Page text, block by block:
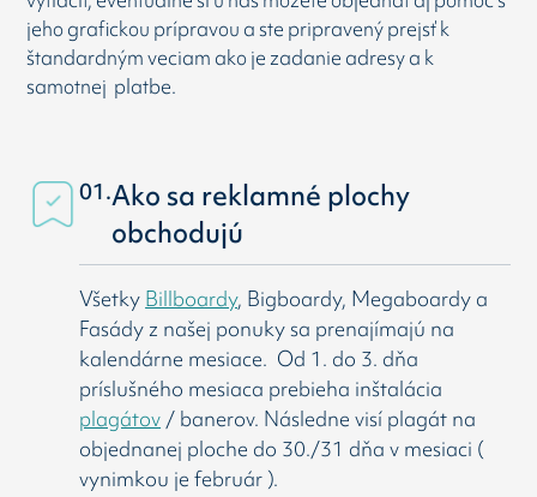
jeho grafickou prípravou a ste pripravený prejsť k
štandardným veciam ako je zadanie adresy a k
samotnej platbe.
01.Ako sa reklamné plochy
obchodujú
Všetky Billboardy, Bigboardy, Megaboardy a
Fasády z našej ponuky sa prenajímajú na
kalendárne mesiace. Od 1. do 3. dňa
príslušného mesiaca prebieha inštalácia
plagátov / banerov. Následne visí plagát na
objednanej ploche do 30./31 dňa v mesiaci (
vynimkou je február ).